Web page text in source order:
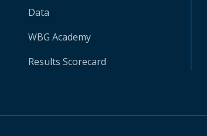
Data
WBG Academy
Results Scorecard